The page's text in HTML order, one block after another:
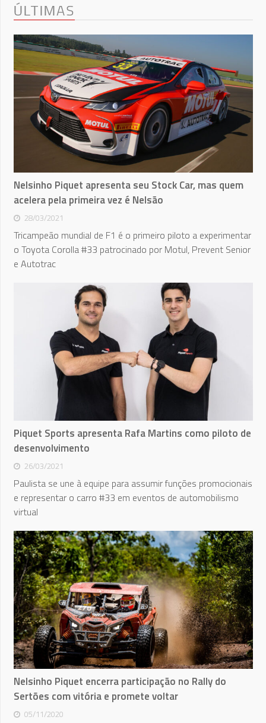
ÚLTIMAS
Nelsinho Piquet apresenta seu Stock Car, mas quem
acelera pela primeira vez é Nelsão
28/03/2021
Tricampeão mundial de F1 é o primeiro piloto a experimentar
o Toyota Corolla #33 patrocinado por Motul, Prevent Senior
e Autotrac
Piquet Sports apresenta Rafa Martins como piloto de
desenvolvimento
26/03/2021
Paulista se une à equipe para assumir funções promocionais
e representar o carro #33 em eventos de automobilismo
virtual
Nelsinho Piquet encerra participação no Rally do
Sertões com vitória e promete voltar
05/11/2020